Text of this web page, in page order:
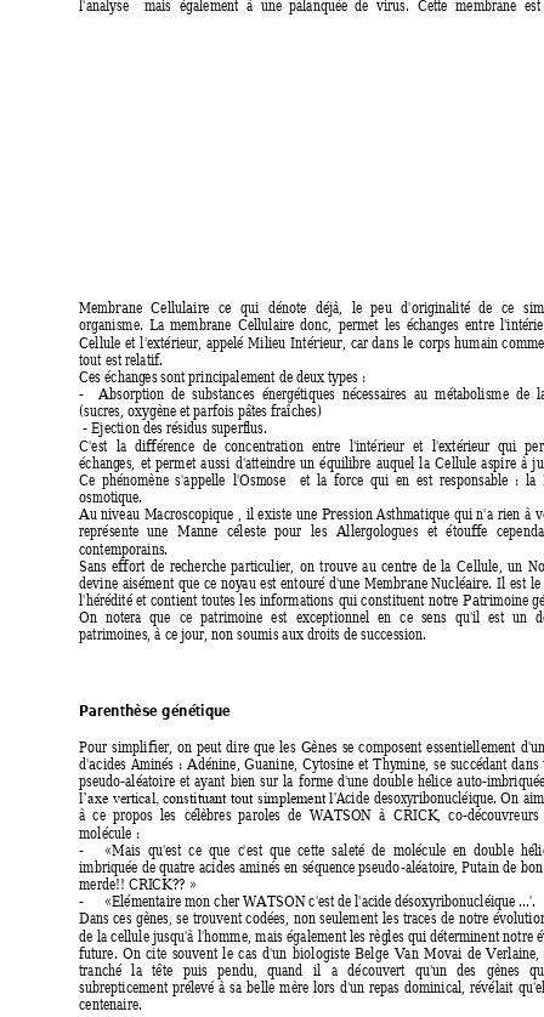
l'analyse mais également à une  palanquée de virus. Cette membrane est
Membrane Cellulaire ce qui dénote déjà, le peu d'originalité de ce
organisme. La membrane Cellulaire donc, permet les échanges entre
Cellule et l'extérieur, appelé Milieu Intérieur, car dans le corps humain
tout est relatif.
Ces échanges sont principalement de deux types :
-
Absorption  de  substances  énergétiques  nécessaires  au  métabolisme  de
(sucres, oxygène et parfois pâtes fraîches)
- Ejection des résidus superflus.
C'est la différence de concentration entre l'intérieur et l'extérieur qui
échanges, et permet aussi d'atteindre un équilibre auquel la Cellule aspire à
Ce phénomène s'appelle  l'Osmose
  e
t  la force qui en  est responsable : la
osmotique.
Au niveau Macroscopique , il existe une Pression Asthmatique qui n'a rien à
représente une Manne céleste pour les Allergologues et étouffe
contemporains.
Sans effort de recherche particulier, on trouve au centre de la Cellule, un
devine aisément que ce noyau est entouré d'une Membrane Nucléaire. Il est le
l'hérédité et contient toutes les informations qui constituent notre Patrimoine
On notera que ce patrimoine est exceptionnel en ce sens qu'il est un
patrimoines, à ce jour, non soumis aux droits de succession.
Parenthèse génétique
Pour simplifier, on peut dire que les Gènes se composent essentiellement
d'acides Aminés : Adénine, Guanine, Cytosine et Thymine, se succédant dans
pseudo-aléatoire et ayant bien sur la forme d'une double hélice auto-
l’axe vertical, constituant tout simplement l'Acide desoxyribonucléique. On
à  ce propos  les célèbres  paroles  de WATSON  à CRICK,  co-découvreurs
molécule :
-
«Mais  qu'est  ce  que c'est  que  cette  saleté  de  molécule  en  double
imbriquée de quatre acides aminés en séquence pseudo-aléatoire, Putain de
merde!! CRICK?? »
-
«Elémentaire mon cher WATSON c'est de l'acide désoxyribonucléique ...'.
Dans ces gènes, se trouvent codées, non seulement les traces de notre
de la cellule jusqu'à l'homme, mais également les règles qui déterminent notre
future. On cite souvent le cas d'un biologiste Belge Van Movai de Verlaine,
tranché la tête puis pendu, quand il a découvert qu'un des gènes
subrepticement prélevé à sa belle mère lors d'un repas dominical, révélait
centenaire.